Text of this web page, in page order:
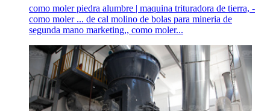
como moler piedra alumbre | maquina trituradora de tierra, -
como moler ... de cal molino de bolas para mineria de
segunda mano marketing,, como moler...